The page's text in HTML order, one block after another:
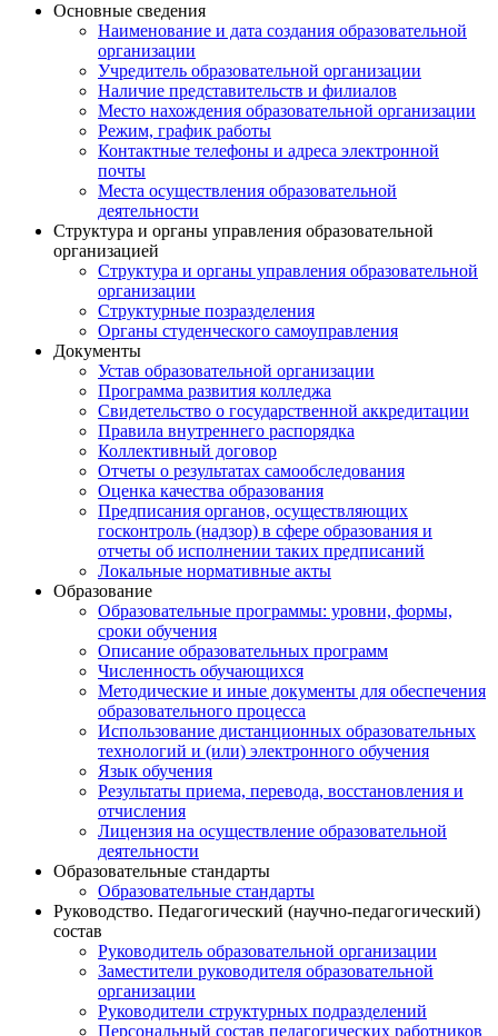
Основные сведения
Наименование и дата создания образовательной
организации
Учредитель образовательной организации
Наличие представительств и филиалов
Место нахождения образовательной организации
Режим, график работы
Контактные телефоны и адреса электронной
почты
Места осуществления образовательной
деятельности
Структура и органы управления образовательной
организацией
Структура и органы управления образовательной
организации
Структурные позразделения
Органы студенческого самоуправления
Документы
Устав образовательной организации
Программа развития колледжа
Свидетельство о государственной аккредитации
Правила внутреннего распорядка
Коллективный договор
Отчеты о результатах самообследования
Оценка качества образования
Предписания органов, осуществляющих
госконтроль (надзор) в сфере образования и
отчеты об исполнении таких предписаний
Локальные нормативные акты
Образование
Образовательные программы: уровни, формы,
сроки обучения
Описание образовательных программ
Численность обучающихся
Методические и иные документы для обеспечения
образовательного процесса
Использование дистанционных образовательных
технологий и (или) электронного обучения
Язык обучения
Результаты приема, перевода, восстановления и
отчисления
Лицензия на осуществление образовательной
деятельности
Образовательные стандарты
Образовательные стандарты
Руководство. Педагогический (научно-педагогический)
состав
Руководитель образовательной организации
Заместители руководителя образовательной
организации
Руководители структурных подразделений
Персональный состав педагогических работников